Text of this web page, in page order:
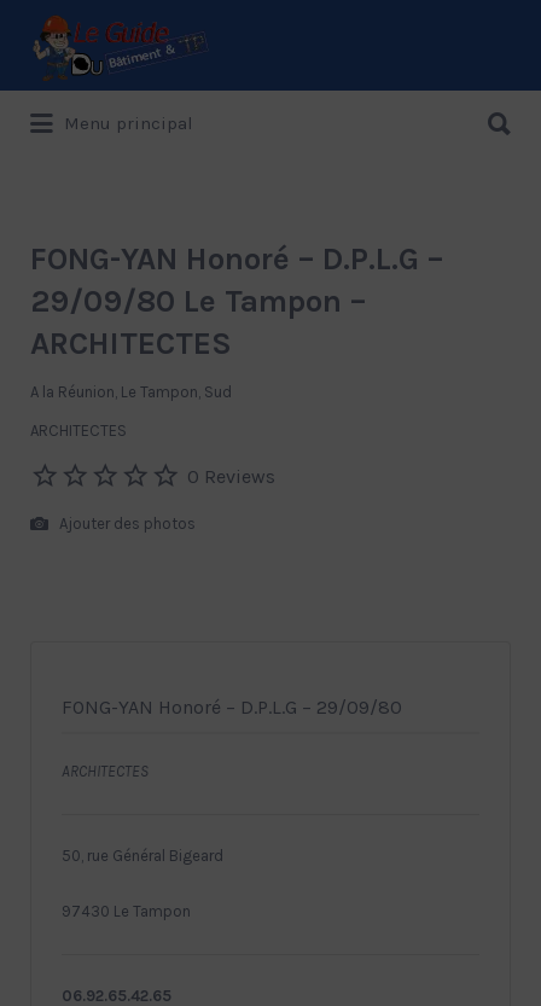
Le Guide de référence depuis 1995
Rechercher:
Menu principal
FONG-YAN Honoré – D.P.L.G –
29/09/80 Le Tampon –
ARCHITECTES
A la Réunion, Le Tampon, Sud
ARCHITECTES
0 Reviews
Ajouter des photos
FONG-YAN Honoré – D.P.L.G – 29/09/80
ARCHITECTES
50, rue Général Bigeard
97430 Le Tampon
06.92.65.42.65